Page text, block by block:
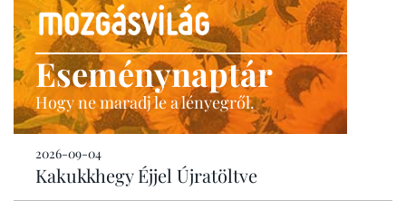
Eseménynaptár
Hogy ne maradj le a lényegről.
2026-09-04
Kakukkhegy Éjjel Újratöltve